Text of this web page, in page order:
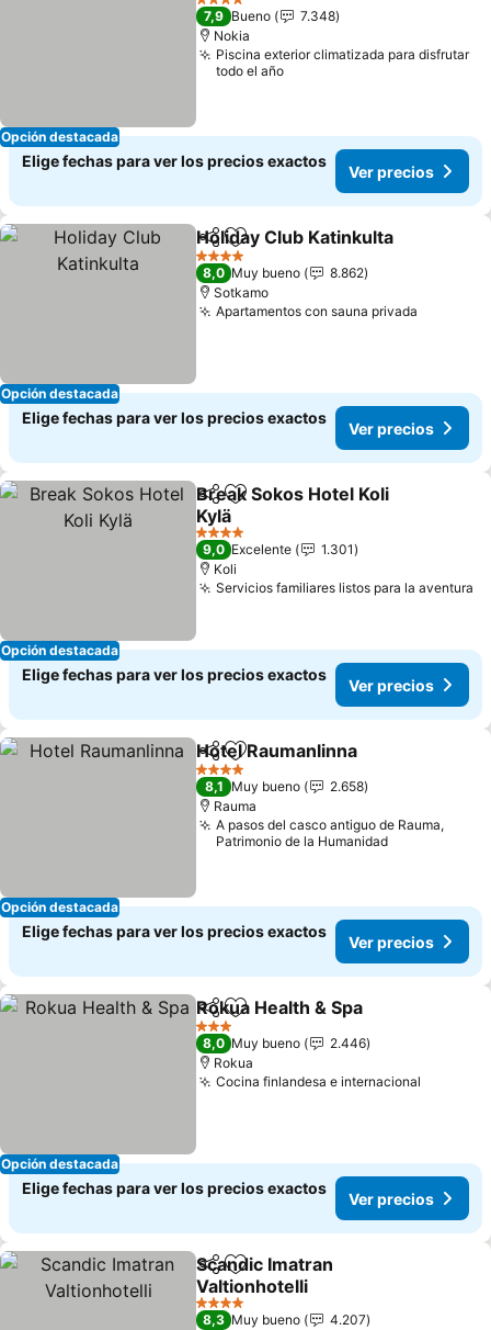
Opción destacada
4 Estrellas
7,9 Bueno
7.348
Nokia
Piscina exterior climatizada para disfrutar
todo el año
Elige fechas para ver los precios exactos
Ver precios
Opción destacada
CompartirAgregar a favoritos
Holiday Club Katinkulta
4 Estrellas
8,0 Muy bueno
8.862
Sotkamo
Apartamentos con sauna privada
Elige fechas para ver los precios exactos
Ver precios
Opción destacada
CompartirAgregar a favoritos
Break Sokos Hotel Koli
Kylä
4 Estrellas
9,0 Excelente
1.301
Koli
Servicios familiares listos para la aventura
Elige fechas para ver los precios exactos
Ver precios
Opción destacada
CompartirAgregar a favoritos
Hotel Raumanlinna
4 Estrellas
8,1 Muy bueno
2.658
Rauma
A pasos del casco antiguo de Rauma,
Patrimonio de la Humanidad
Elige fechas para ver los precios exactos
Ver precios
Opción destacada
CompartirAgregar a favoritos
Rokua Health & Spa
3 Estrellas
8,0 Muy bueno
2.446
Rokua
Cocina finlandesa e internacional
Elige fechas para ver los precios exactos
Ver precios
CompartirAgregar a favoritos
Scandic Imatran
Valtionhotelli
4 Estrellas
8,3 Muy bueno
4.207